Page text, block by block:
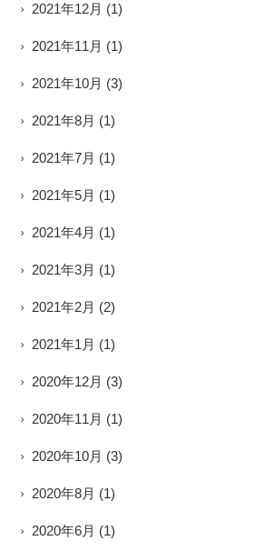
2021年12月 (1)
2021年11月 (1)
2021年10月 (3)
2021年8月 (1)
2021年7月 (1)
2021年5月 (1)
2021年4月 (1)
2021年3月 (1)
2021年2月 (2)
2021年1月 (1)
2020年12月 (3)
2020年11月 (1)
2020年10月 (3)
2020年8月 (1)
2020年6月 (1)